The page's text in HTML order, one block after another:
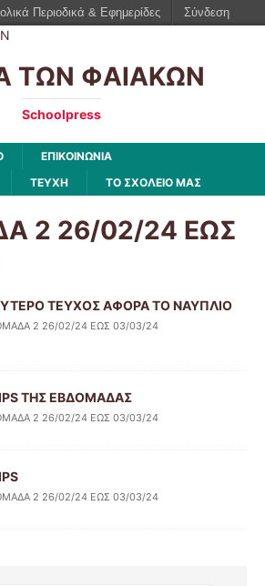
ΤΩΝ ΦΑΙΑΚΩΝ
Schoolpress
ΕΠΙΚΟΙΝΩΝΙΑ
ΤΕΥΧΗ ΤΟ ΣΧΟΛΕΙΟ ΜΑΣ
2 26/02/24 ΕΩΣ
ΤΕΥΧΟΣ ΑΦΟΡΑ ΤΟ ΝΑΥΠΛΙΟ
2 26/02/24 ΕΩΣ 03/03/24
ΤΗΣ ΕΒΔΟΜΑΔΑΣ
2 26/02/24 ΕΩΣ 03/03/24
2 26/02/24 ΕΩΣ 03/03/24
Περιοδικά & Εφημερίδες Σύνδεση